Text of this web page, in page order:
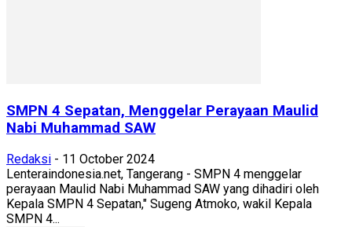
SMPN 4 Sepatan, Menggelar Perayaan Maulid
Nabi Muhammad SAW
Redaksi - 11 October 2024
Lenteraindonesia.net, Tangerang - SMPN 4 menggelar
perayaan Maulid Nabi Muhammad SAW yang dihadiri oleh
Kepala SMPN 4 Sepatan," Sugeng Atmoko, wakil Kepala
SMPN 4...